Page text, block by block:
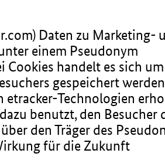
Daten zu Marketing-
einem Pseudonym
handelt es sich
gespeichert
Technologien
benutzt, den Besucher
den Träger des
für die Zukunft